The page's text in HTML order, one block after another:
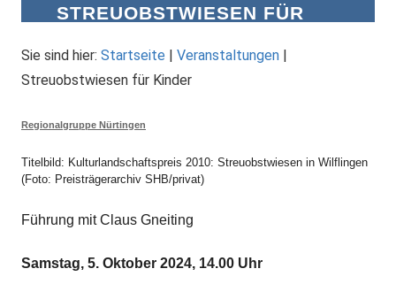
STREUOBSTWIESEN FÜR
Sie sind hier: Startseite | Veranstaltungen |
Streuobstwiesen für Kinder
Regionalgruppe Nürtingen
Titelbild: Kulturlandschaftspreis 2010: Streuobstwiesen in Wilflingen
(Foto: Preisträgerarchiv SHB/privat)
Führung mit Claus Gneiting
Samstag, 5. Oktober 2024, 14.00 Uhr